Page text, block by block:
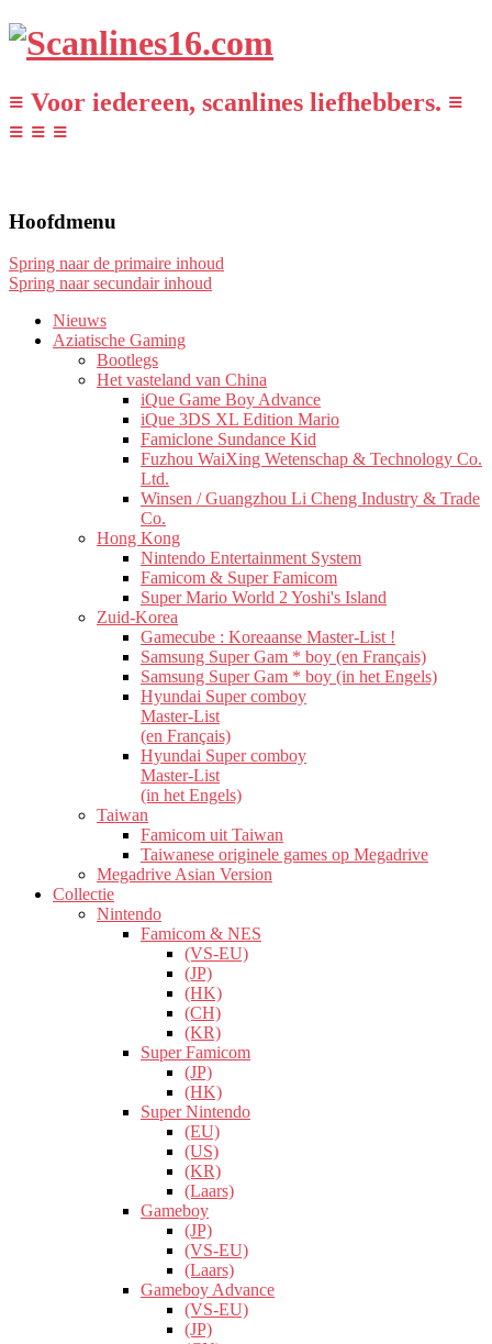
≡ Voor iedereen, scanlines liefhebbers. ≡
≡ ≡ ≡
Hoofdmenu
Spring naar de primaire inhoud
Spring naar secundair inhoud
Nieuws
Aziatische Gaming
Bootlegs
Het vasteland van China
iQue Game Boy Advance
iQue 3DS XL Edition Mario
Famiclone Sundance Kid
Fuzhou WaiXing Wetenschap & Technology Co.
Ltd.
Winsen / Guangzhou Li Cheng Industry & Trade
Co.
Hong Kong
Nintendo Entertainment System
Famicom & Super Famicom
Super Mario World 2 Yoshi's Island
Zuid-Korea
Gamecube : Koreaanse Master-List !
Samsung Super Gam * boy (en Français)
Samsung Super Gam * boy (in het Engels)
Hyundai Super comboy
Master-List
(en Français)
Hyundai Super comboy
Master-List
(in het Engels)
Taiwan
Famicom uit Taiwan
Taiwanese originele games op Megadrive
Megadrive Asian Version
Collectie
Nintendo
Famicom & NES
(VS-EU)
(JP)
(HK)
(CH)
(KR)
Super Famicom
(JP)
(HK)
Super Nintendo
(EU)
(US)
(KR)
(Laars)
Gameboy
(JP)
(VS-EU)
(Laars)
Gameboy Advance
(VS-EU)
(JP)